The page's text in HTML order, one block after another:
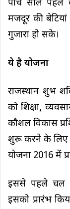
पांच साल पहले
मजदूर की
गुजारा हो सके।
ये है योजना
राजस्थान शुभ
को शिक्षा,
कौशल विकास
शुरू करने के लिए
योजना 2016 में
इससे पहले चल
इसको प्रारंभ